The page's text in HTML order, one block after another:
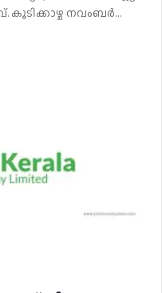
കൂടിക്കാഴ്ച നവംബർ…